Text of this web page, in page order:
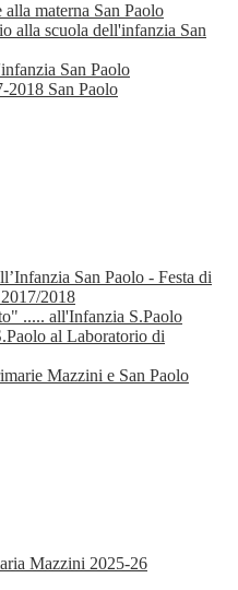
alla materna San Paolo
alla scuola dell'infanzia San
San Paolo
2018 San Paolo
San Paolo - Festa di
2018
..... all'Infanzia S.Paolo
al Laboratorio di
Mazzini e San Paolo
Mazzini 2025-26